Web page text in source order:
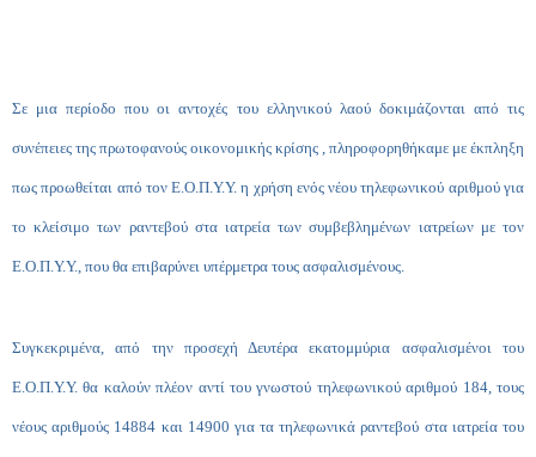
Σε μια περίοδο που οι αντοχές του ελληνικού λαού δοκιμάζονται από τις
συνέπειες της πρωτοφανούς οικονομικής κρίσης , πληροφορηθήκαμε με έκπληξη
πως προωθείται από τον Ε.Ο.Π.Υ.Υ. η χρήση ενός νέου τηλεφωνικού αριθμού για
το κλείσιμο των ραντεβού στα ιατρεία των συμβεβλημένων ιατρείων με τον
Ε.Ο.Π.Υ.Υ., που θα επιβαρύνει υπέρμετρα τους ασφαλισμένους.
Συγκεκριμένα, από την προσεχή Δευτέρα εκατομμύρια ασφαλισμένοι του
Ε.Ο.Π.Υ.Υ. θα καλούν πλέον αντί του γνωστού τηλεφωνικού αριθμού 184, τους
νέους αριθμούς 14884 και 14900 για τα τηλεφωνικά ραντεβού στα ιατρεία του